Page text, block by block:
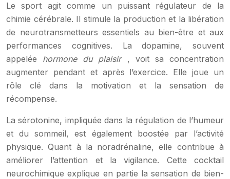
Le sport agit comme un puissant régulateur de la
chimie cérébrale. Il stimule la production et la libération
de neurotransmetteurs essentiels au bien-être et aux
performances cognitives. La dopamine, souvent
appelée hormone du plaisir , voit sa concentration
augmenter pendant et après l’exercice. Elle joue un
rôle clé dans la motivation et la sensation de
récompense.
La sérotonine, impliquée dans la régulation de l’humeur
et du sommeil, est également boostée par l’activité
physique. Quant à la noradrénaline, elle contribue à
améliorer l’attention et la vigilance. Cette cocktail
neurochimique explique en partie la sensation de bien-